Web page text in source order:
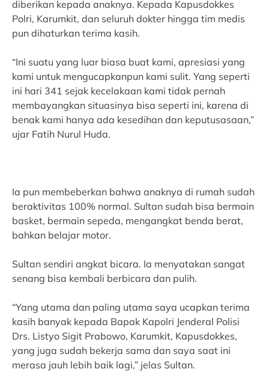
diberikan kepada anaknya. Kepada Kapusdokkes
Polri, Karumkit, dan seluruh dokter hingga tim medis
pun dihaturkan terima kasih.
“Ini suatu yang luar biasa buat kami, apresiasi yang
kami untuk mengucapkanpun kami sulit. Yang seperti
ini hari 341 sejak kecelakaan kami tidak pernah
membayangkan situasinya bisa seperti ini, karena di
benak kami hanya ada kesedihan dan keputusasaan,”
ujar Fatih Nurul Huda.
Ia pun membeberkan bahwa anaknya di rumah sudah
beraktivitas 100% normal. Sultan sudah bisa bermain
basket, bermain sepeda, mengangkat benda berat,
bahkan belajar motor.
Sultan sendiri angkat bicara. Ia menyatakan sangat
senang bisa kembali berbicara dan pulih.
“Yang utama dan paling utama saya ucapkan terima
kasih banyak kepada Bapak Kapolri Jenderal Polisi
Drs. Listyo Sigit Prabowo, Karumkit, Kapusdokkes,
yang juga sudah bekerja sama dan saya saat ini
merasa jauh lebih baik lagi,” jelas Sultan.